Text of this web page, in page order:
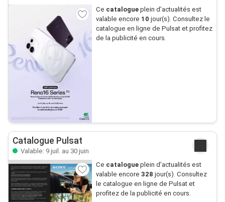
Ce catalogueplein d’actualités est
valable encore 10 jour(s). Consultez le
catalogue en ligne de Pulsat et profitez
de la publicité en cours.
Catalogue Pulsat
Valable: 9 juil. au 30 juin
Ce catalogueplein d’actualités est
valable encore 328 jour(s). Consultez
le catalogue en ligne de Pulsat et
profitez de la publicité en cours.